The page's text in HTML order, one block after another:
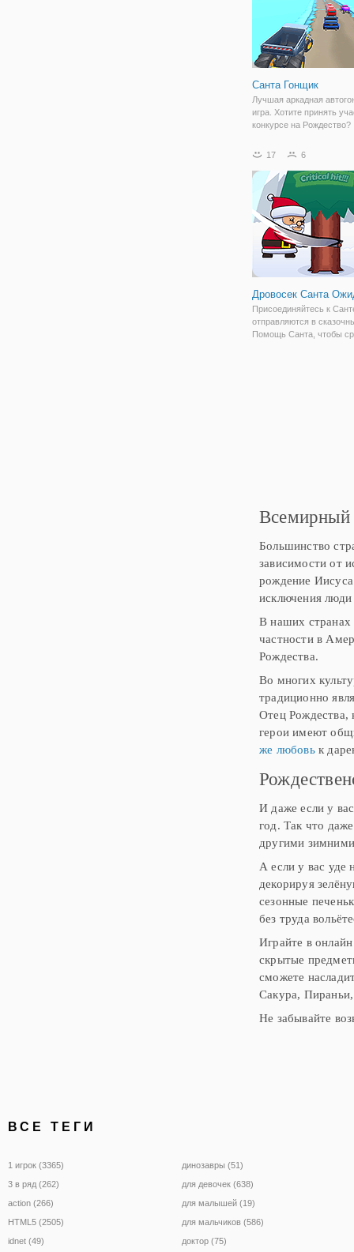
Санта Гонщик
Лучшая аркадная
игра. Хотите принять
конкурсе на Рождество?
соревноваться со
но стать самым
завершить
17 6
Дровосек Санта
Присоединяйтесь к
отправляются в
Помощь Санта, чтобы
Всемирный
Большинство
зависимости от
рождение
исключения
В наших странах
частности в
Рождества.
Во многих
традиционно
Отец Рождества,
герои имеют
же любовьк
И даже если у
год. Так что
другими
А если у вас уде
декорируя
сезонные
без труда
Играйте в
скрытые
сможете
Сакура,
Не забывайте
ВСЕ ТЕГИ
1 игрок (3365)
3 в ряд (262)
action (266)
HTML5 (2505)
idnet (49)
динозавры (51)
для девочек (638)
для малышей (19)
для мальчиков (586)
доктор (75)